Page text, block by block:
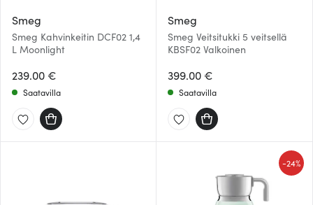
Smeg
Smeg Kahvinkeitin DCF02 1,4
L Moonlight
239.00 €
Saatavilla
Smeg
Smeg Veitsitukki 5 veitsellä
KBSF02 Valkoinen
399.00 €
Saatavilla
-24%